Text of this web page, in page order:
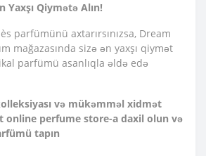
Yaxşı Qiymətə Alın!
parfümünü axtarırsınızsa, Dream
mağazasında sizə ən yaxşı qiymət
parfümü asanlıqla əldə edə
və mükəmməl xidmət
online perfume store-a daxil olun və
tapın